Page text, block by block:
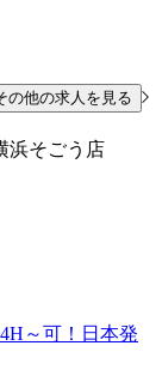
の他の求人を見る
浜そごう店
～可！日本発